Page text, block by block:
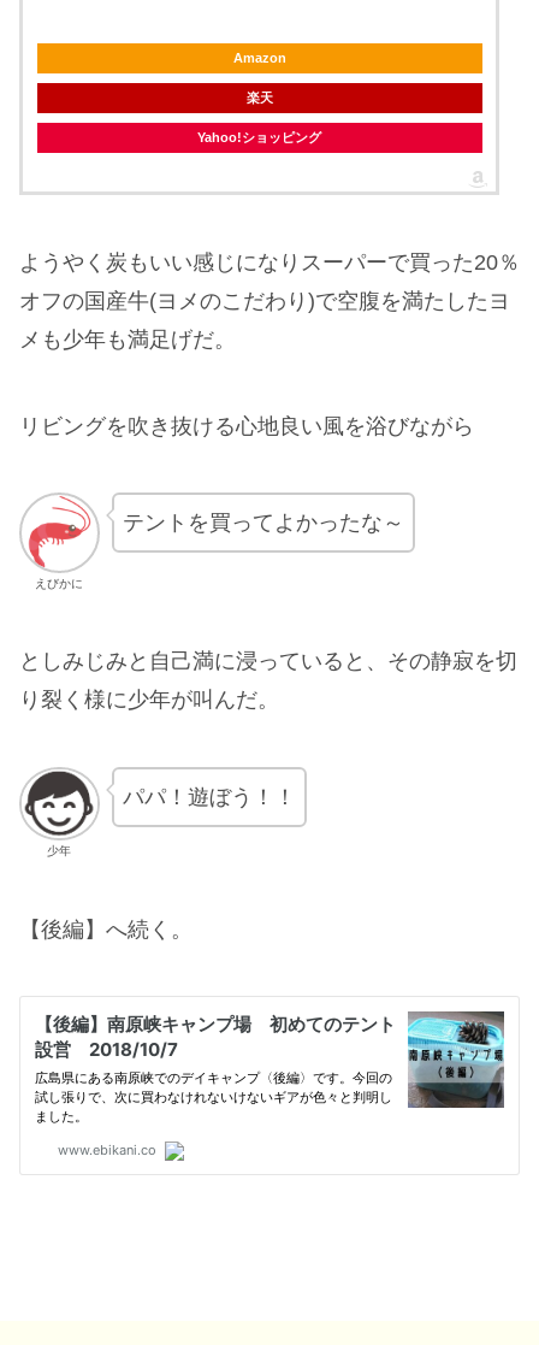
Amazon
楽天
Yahoo!ショッピング
ようやく炭もいい感じになりスーパーで買った20％
オフの国産牛(ヨメのこだわり)で空腹を満たしたヨ
メも少年も満足げだ。
リビングを吹き抜ける心地良い風を浴びながら
えびかに
テントを買ってよかったな～
としみじみと自己満に浸っていると、その静寂を切
り裂く様に少年が叫んだ。
少年
パパ！遊ぼう！！
【後編】へ続く。